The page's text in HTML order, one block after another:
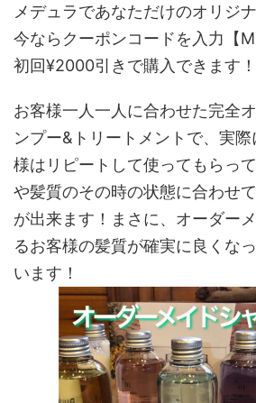
メデュラであなただけのオリジ
今ならクーポンコードを入力【
初回¥2000引きで購入できます！
お客様一人一人に合わせた完全
ンプー&トリートメントで、実
様はリピートして使ってもらっ
や髪質のその時の状態に合わせ
が出来ます！まさに、オーダー
るお客様の髪質が確実に良くな
います！